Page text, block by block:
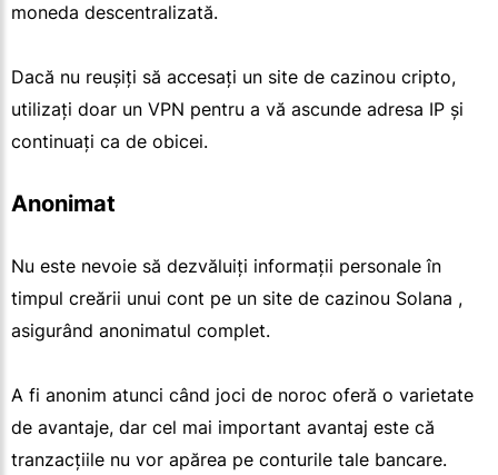
moneda descentralizată.
Dacă nu reușiți să accesați un site de cazinou cripto,
utilizați doar un VPN pentru a vă ascunde adresa IP și
continuați ca de obicei.
Anonimat
Nu este nevoie să dezvăluiți informații personale în
timpul creării unui cont pe un site de cazinou Solana ,
asigurând anonimatul complet.
A fi anonim atunci când joci de noroc oferă o varietate
de avantaje, dar cel mai important avantaj este că
tranzacțiile nu vor apărea pe conturile tale bancare.